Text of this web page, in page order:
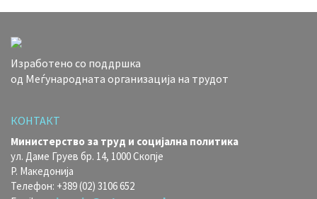
Изработено со поддршка
од Меѓународната организација на трудот
КОНТАКТ
Министерство за труд и социјална политика
ул. Даме Груев бр. 14, 1000 Скопје
Р. Македонија
Телефон: +389 (02) 3106 652